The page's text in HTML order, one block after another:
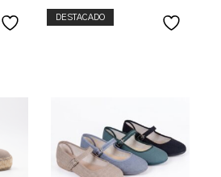
DESTACADO